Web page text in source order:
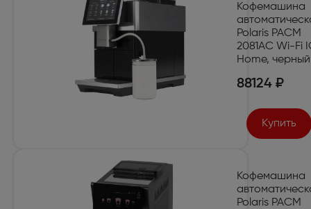
Кофемашина
Polaris PACM
2081AC Wi-Fi
Home, черный
88124 ₽
Купить
Кофемашина
Polaris PACM